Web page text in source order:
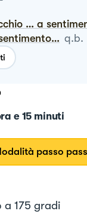
q.b.
e 15 minuti
passo
175 gradi